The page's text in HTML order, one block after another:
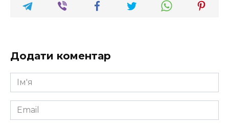
Додати коментар
Ім'я
*
Email
*